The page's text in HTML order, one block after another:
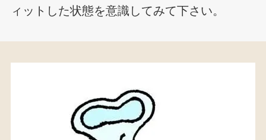
ィットした状態を意識してみて下さい。